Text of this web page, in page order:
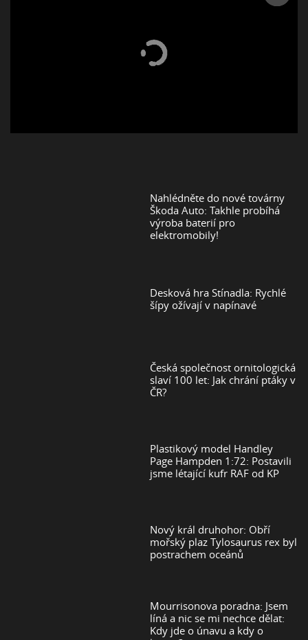
Nahlédněte do nové továrny
Škoda Auto: Takhle probíhá
výroba baterií pro
elektromobily!
Desková hra Stínadla: Rychlé
šípy ožívají v napínavé
Česká společnost ornitologická
slaví 100 let: Jak chrání ptáky v
ČR?
Plastikový model Handley
Page Hampden 1:72: Postavili
jsme létající kufr RAF od KP
Nový král druhohor: Obří
mořský plaz Tylosaurus rex byl
postrachem oceánů
Mourrisonova poradna: Jsem
líná a nic se mi nechce dělat:
Kdy jde o únavu a kdy o